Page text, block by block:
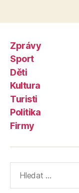
Zprávy
Sport
Děti
Kultura
Turisti
Politika
Firmy
vyhledávání: